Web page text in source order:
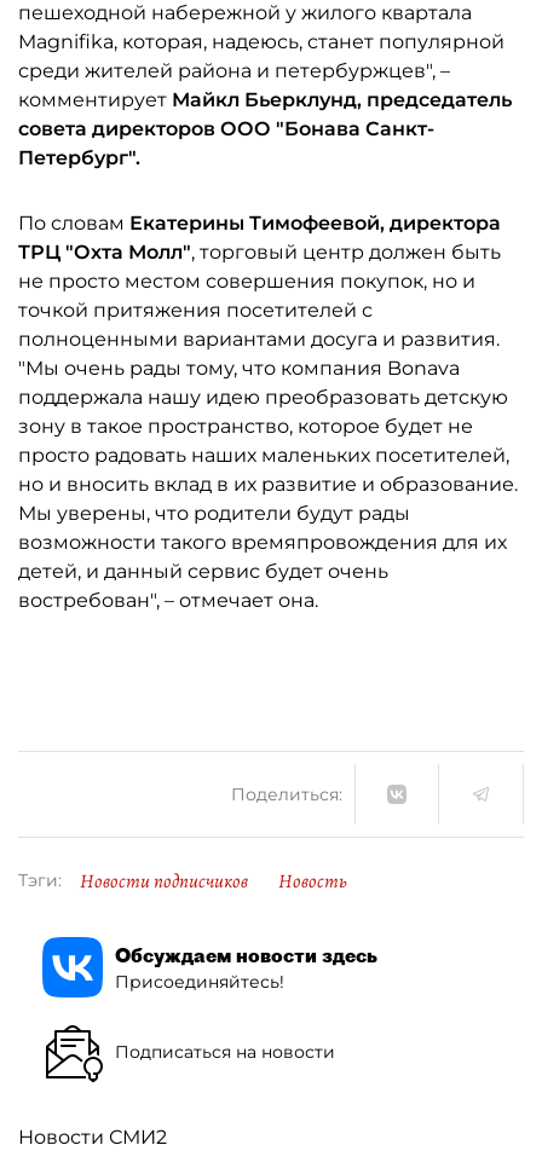
пешеходной набережной у жилого квартала
Magnifika, которая, надеюсь, станет популярной
среди жителей района и петербуржцев", –
комментирует Майкл Бьерклунд, председатель
совета директоров ООО "Бонава Санкт-
Петербург".
По словам Екатерины Тимофеевой, директора
ТРЦ "Охта Молл", торговый центр должен быть
не просто местом совершения покупок, но и
точкой притяжения посетителей с
полноценными вариантами досуга и развития.
"Мы очень рады тому, что компания Bonava
поддержала нашу идею преобразовать детскую
зону в такое пространство, которое будет не
просто радовать наших маленьких посетителей,
но и вносить вклад в их развитие и образование.
Мы уверены, что родители будут рады
возможности такого времяпровождения для их
детей, и данный сервис будет очень
востребован", – отмечает она.
Поделиться:
Тэги: Новости подписчиков Новость
Обсуждаем новости здесь
Присоединяйтесь!
Подписаться на новости
Новости СМИ2